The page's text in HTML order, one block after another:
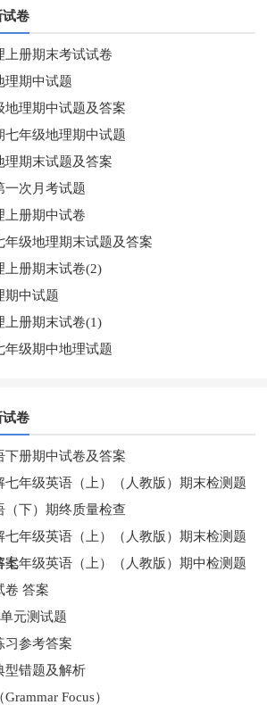
试卷
上册期末考试试卷
理期中试题
地理期中试题及答案
七年级地理期中试题
理期末试题及答案
一次月考试题
上册期中试卷
年级地理期末试题及答案
上册期末试卷(2)
期中试题
上册期末试卷(1)
年级期中地理试题
试卷
下册期中试卷及答案
七年级英语（上）（人教版）期末检测题
（下）期终质量检查
七年级英语（上）（人教版）期末检测题
案
七年级英语（上）（人教版）期中检测题
卷 答案
元测试题
习参考答案
型错题及解析
Focus）